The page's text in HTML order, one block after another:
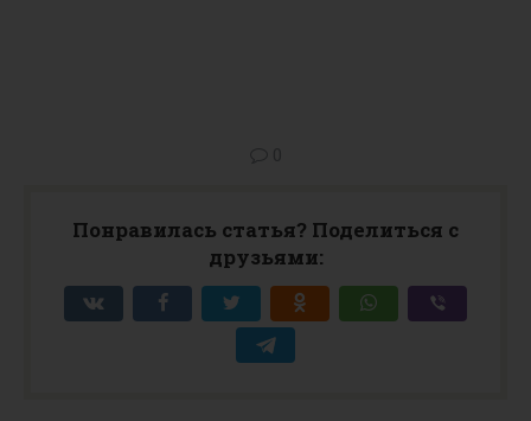
Понравилась статья? Поделиться с
друзьями: